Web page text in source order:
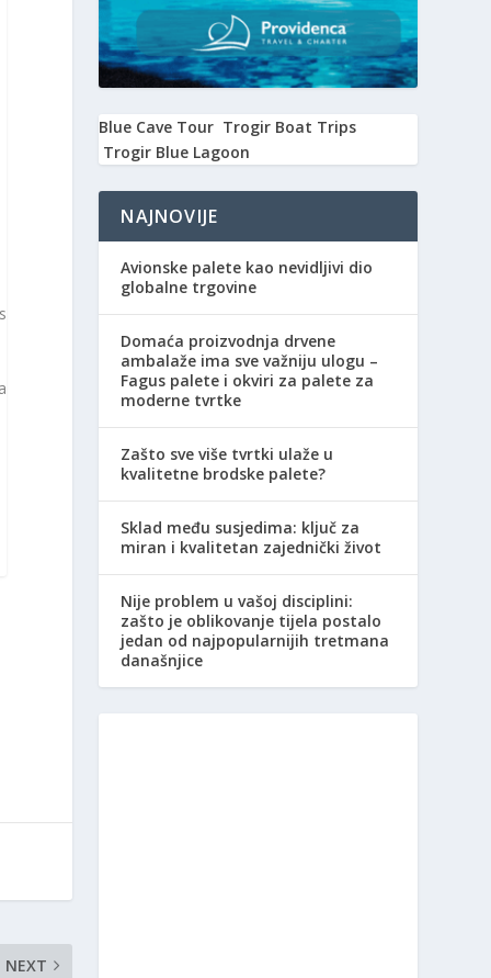
NEXT
Blue Cave Tour Trogir Boat Trips
Trogir Blue Lagoon
NAJNOVIJE
Avionske palete kao nevidljivi dio
globalne trgovine
Domaća proizvodnja drvene
ambalaže ima sve važniju ulogu –
Fagus palete i okviri za palete za
moderne tvrtke
Zašto sve više tvrtki ulaže u
kvalitetne brodske palete?
Sklad među susjedima: ključ za
miran i kvalitetan zajednički život
Nije problem u vašoj disciplini:
zašto je oblikovanje tijela postalo
jedan od najpopularnijih tretmana
današnjice